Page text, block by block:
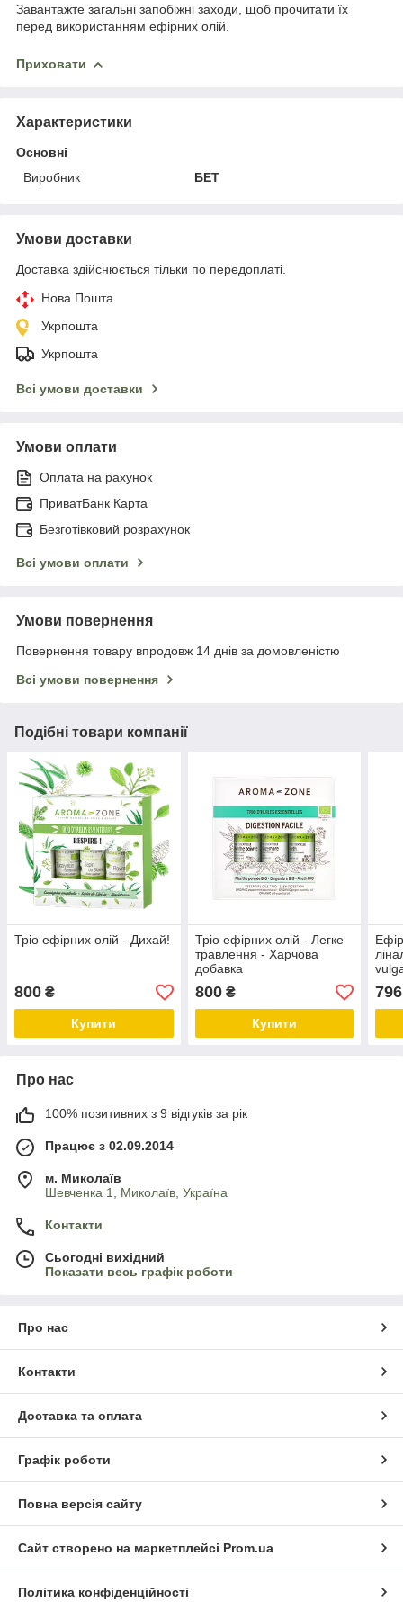
Завантажте загальні запобіжні заходи, щоб прочитати їх
перед використанням ефірних олій.
Приховати
Характеристики
Основні
Виробник
БЕТ
Умови доставки
Доставка здійснюється тільки по передоплаті.
Нова Пошта
Укрпошта
Укрпошта
Всі умови доставки
Умови оплати
Оплата на рахунок
ПриватБанк Карта
Безготівковий розрахунок
Всі умови оплати
Умови повернення
Повернення товару впродовж 14 днів за домовленістю
Всі умови повернення
Подібні товари компанії
Тріо ефірних олій - Дихай!
800 ₴
Купити
Тріо ефірних олій - Легке
травлення - Харчова
добавка
800₴
Купити
796
Про нас
100% позитивних з 9 відгуків за рік
Працює з 02.09.2014
м. Миколаїв
Шевченка 1, Миколаїв, Україна
Контакти
Сьогодні вихідний
Показати весь графік роботи
Про нас
Контакти
Доставка та оплата
Графік роботи
Повна версія сайту
Сайт створено на маркетплейсі Prom.ua
Політика конфіденційності